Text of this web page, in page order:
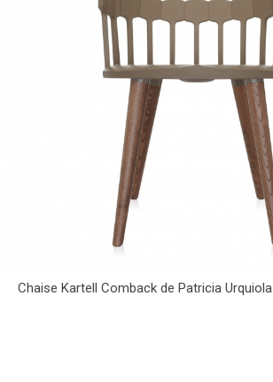
Chaise Kartell Comback de Patricia Urquiola